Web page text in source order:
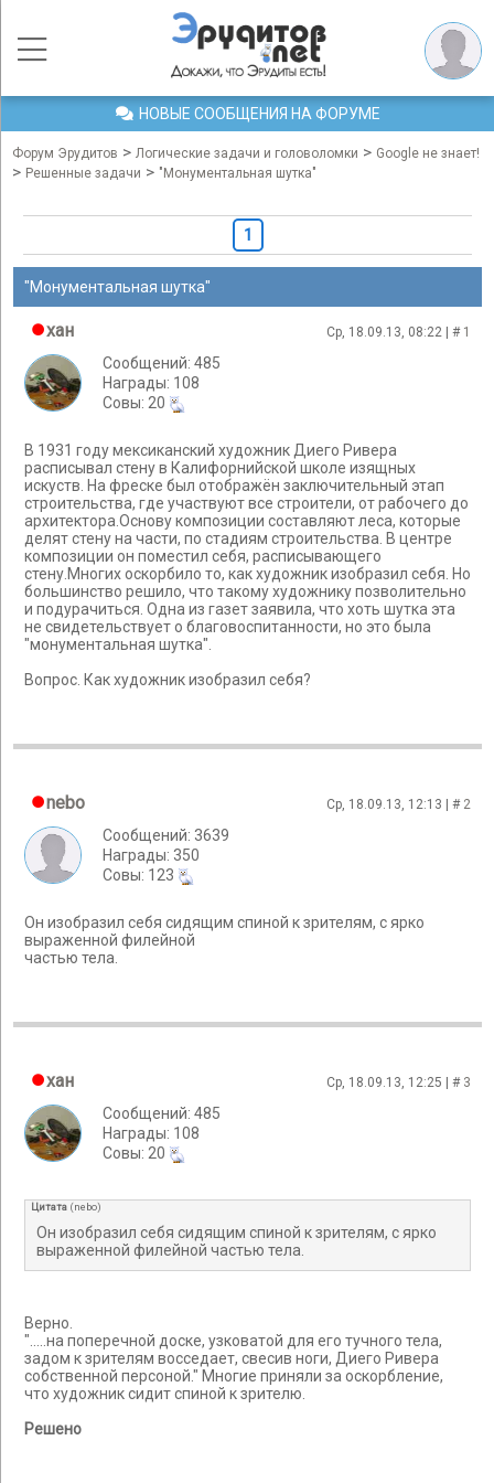
НОВЫЕ СООБЩЕНИЯ НА ФОРУМЕ
Форум Эрудитов > Логические задачи и головоломки > Google не знает!
> Решенные задачи > "Монументальная шутка"
1
"Монументальная шутка"
хан Ср, 18.09.13, 08:22 | # 1
Сообщений: 485
Награды: 108
Cовы: 20
В 1931 году мексиканский художник Диего Ривера
расписывал стену в Калифорнийской школе изящных
искуств. На фреске был отображён заключительный этап
строительства, где участвуют все строители, от рабочего до
архитектора.Основу композиции составляют леса, которые
делят стену на части, по стадиям строительства. В центре
композиции он поместил себя, расписывающего
стену.Многих оскорбило то, как художник изобразил себя. Но
большинство решило, что такому художнику позволительно
и подурачиться. Одна из газет заявила, что хоть шутка эта
не свидетельствует о благовоспитанности, но это была
"монументальная шутка".
Вопрос. Как художник изобразил себя?
nebo Ср, 18.09.13, 12:13 | # 2
Сообщений: 3639
Награды: 350
Cовы: 123
Он изобразил себя сидящим спиной к зрителям, с ярко
выраженной филейной
частью тела.
хан Ср, 18.09.13, 12:25 | # 3
Сообщений: 485
Награды: 108
Cовы: 20
Цитата (nebo)
Он изобразил себя сидящим спиной к зрителям, с ярко
выраженной филейной частью тела.
Верно.
".....на поперечной доске, узковатой для его тучного тела,
задом к зрителям восседает, свесив ноги, Диего Ривера
собственной персоной." Многие приняли за оскорбление,
что художник сидит спиной к зрителю.
Решено